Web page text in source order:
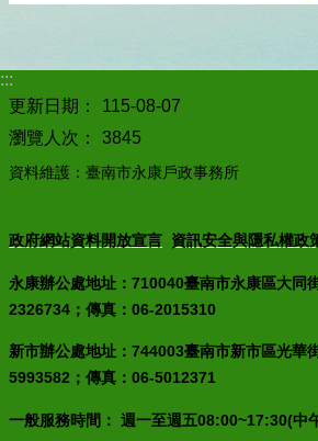
:::
更新日期：
115-08-07
瀏覽人次：
3845
資料維護：臺南市永康戶政事務所
政府網站資料開放宣言 資訊安全與隱私權政
永康辦公處地址：710040臺南市永康區大同
2326734；傳真：06-2015310
新市辦公處地址：744003臺南市新市區光華
5993582；傳真：06-5012371
一般服務時間： 週一至週五08:00~17:30(中